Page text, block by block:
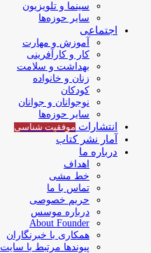
سینما و تلویزیون
سایر حوزه‌ها
اجتماعی
آموزش و مهارت
کار و کارآفرینی
بهداشت و سلامت
زنان و خانواده
کودکان
نوجوانان و جوانان
سایر حوزه‌ها
انتشارات موفقیت‌ شناسی
آمار نشر کتاب
درباره ما
اهداف
خط مشی
تماس با ما
حریم خصوصی
درباره موسس
About Founder
همکاری با خبرنگاران
پیوندها مرتبط با سایت